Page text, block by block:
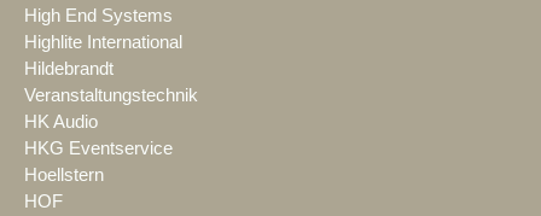
High End Systems
Highlite International
Hildebrandt
Veranstaltungstechnik
HK Audio
HKG Eventservice
Hoellstern
HOF